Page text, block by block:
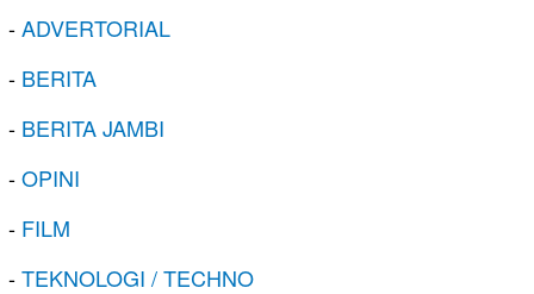
-ADVERTORIAL
- BERITA
- BERITA JAMBI
-OPINI
- FILM
-TEKNOLOGI / TECHNO